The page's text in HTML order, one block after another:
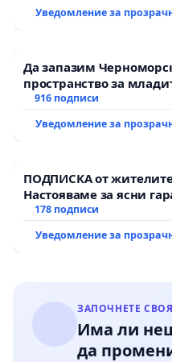
Уведомление за
Да запазим
пространство за
916 подписи
Уведомление за
ПОДПИСКА от
Настояваме за ясни
АД и от държавата, че
178 подписи
Уведомление за
ЗАПОЧНЕТЕ
Има ли
да